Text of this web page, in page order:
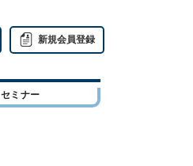
新規会員登録
セミナー